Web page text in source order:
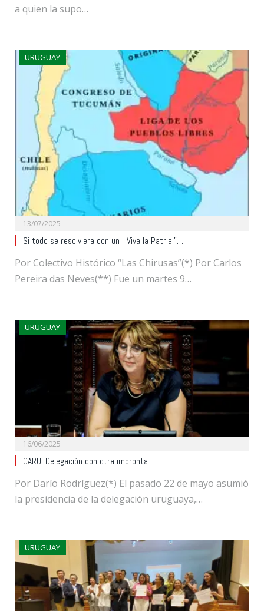
a quien la supo…
URUGUAY
13/07/2025
Si todo se resolviera con un “¡Viva la Patria!”…
Por Colectivo Histórico “Las Chirusas”(*) Por Carlos
Pereira das Neves(**) Fue un martes 9…
URUGUAY
16/06/2025
CARU: Delegación con otra impronta
Por Darío Rodríguez(*) El pasado 22 de mayo asumió
la presidencia de la delegación uruguaya,…
URUGUAY